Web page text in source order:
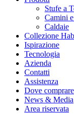
Stufe a
Camini
Caldaie
Collezione
Ispirazione
Tecnologia
Azienda
Contatti
Assistenza
Dove comprare
News & Media
Area riservata